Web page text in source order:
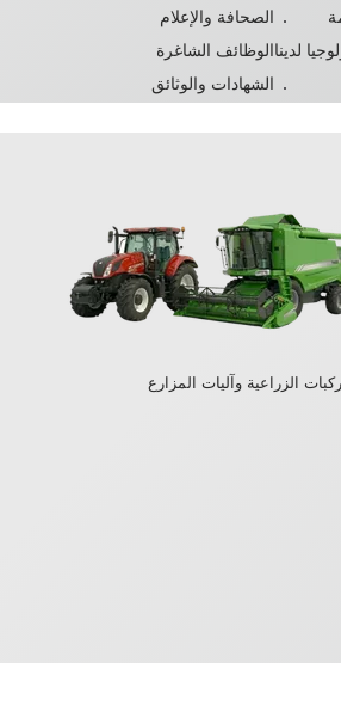
لدينا
الصحافة والإعلام
الوظائف الشاغرة
الشهادات والوثائق
الزراعية وآليات المزارع